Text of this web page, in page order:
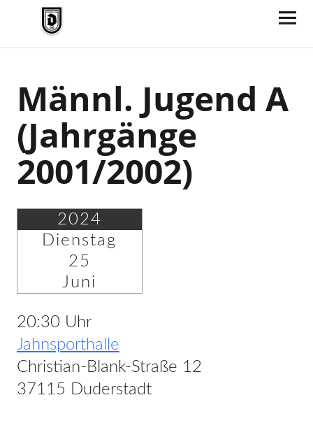
TV Jahn Duderstadt
Männl. Jugend A
(Jahrgänge
2001/2002)
2024
Dienstag
25
Juni
20:30 Uhr
Jahnsporthalle
Christian-Blank-Straße 12
37115 Duderstadt